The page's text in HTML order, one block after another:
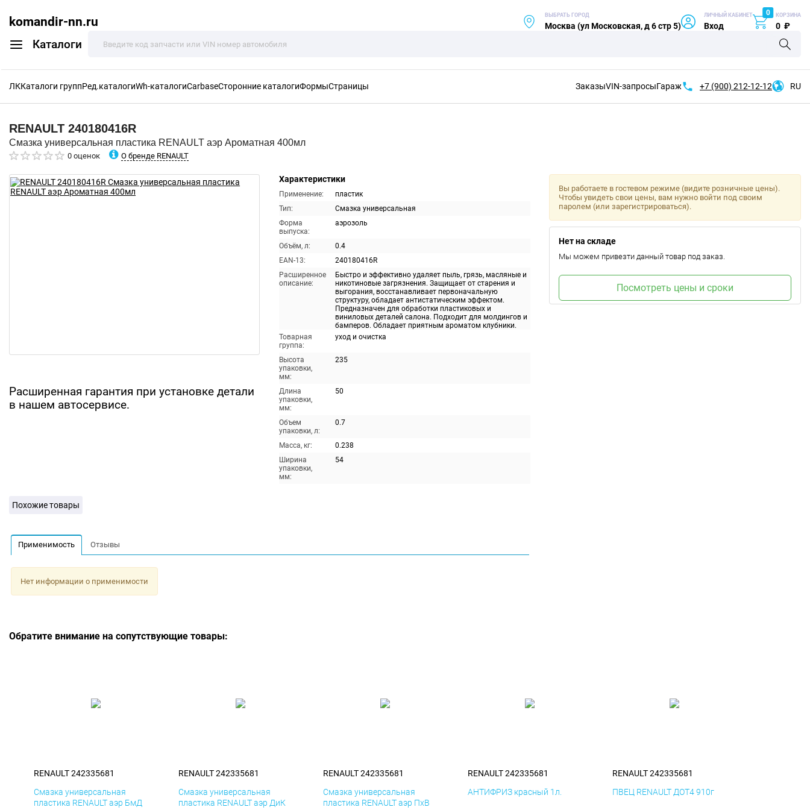
komandir-nn.ru
Каталоги
ВЫБРАТЬ ГОРОД
Москва (ул Московская, д 6 стр 5)
ЛИЧНЫЙ КАБИНЕТ
Вход
0 КОРЗИНА
0 ₽
ЛККаталоги группРед.каталогиWh-каталогиCarbaseСторонние каталогиФормыСтраницы ЗаказыVIN-запросыГараж +7 (900) 212-12-12 RU
RENAULT 240180416R
Смазка универсальная пластика RENAULT аэр Ароматная 400мл
0 оценок О бренде RENAULT
Расширенная гарантия при установке детали
в нашем автосервисе.
Характеристики
Применение:
пластик
Тип:
Смазка универсальная
Форма
выпуска:
аэрозоль
Объём, л:
0.4
EAN-13:
240180416R
Расширенное
описание:
Быстро и эффективно удаляет пыль, грязь, масляные и
никотиновые загрязнения. Защищает от старения и
выгорания, восстанавливает первоначальную
структуру, обладает антистатическим эффектом.
Предназначен для обработки пластиковых и
виниловых деталей салона. Подходит для молдингов и
бамперов. Обладает приятным ароматом клубники.
Товарная
группа:
уход и очистка
Высота
упаковки,
мм:
235
Длина
упаковки,
мм:
50
Объем
упаковки, л:
0.7
Масса, кг:
0.238
Ширина
упаковки,
мм:
54
Вы работаете в гостевом режиме (видите розничные цены).
Чтобы увидеть свои цены, вам нужно войти под своим
паролем (или зарегистрироваться).
Нет на складе
Мы можем привезти данный товар под заказ.
Посмотреть цены и сроки
Похожие товары
Применимость Отзывы
Нет информации о применимости
Обратите внимание на сопутствующие товары:
RENAULT 242335681
Смазка универсальная
пластика RENAULT аэр БмД
RENAULT 242335681
Смазка универсальная
пластика RENAULT аэр ДиК
RENAULT 242335681
Смазка универсальная
пластика RENAULT аэр ПхВ
RENAULT 242335681
АНТИФРИЗ красный 1л.
RENAULT 242335681
ПВЕЦ RENAULT ДОТ4 910г